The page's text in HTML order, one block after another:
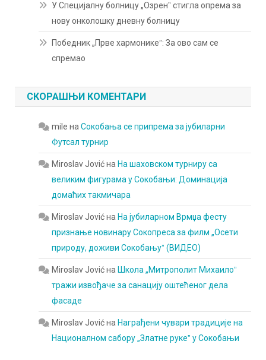
У Специјалну болницу „Озренˮ стигла опрема за
нову онколошку дневну болницу
Победник „Прве хармоникеˮ: За ово сам се
спремао
СКОРАШЊИ КОМЕНТАРИ
mile наСокобања се припрема за јубиларни
Футсал турнир
Miroslav Jovićна На шаховском турниру са
великим фигурама у Сокобањи: Доминација
домаћих такмичара
Miroslav Jovićна На јубиларном Врмџа фесту
признање новинару Сокопреса за филм „Осети
природу, доживи Сокобањуˮ (ВИДЕО)
Miroslav Jovićна Школа „Митрополит Михаилоˮ
тражи извођаче за санацију оштећеног дела
фасаде
Miroslav Jovićна Награђени чувари традиције на
Националном сабору „Златне рукеˮ у Сокобањи